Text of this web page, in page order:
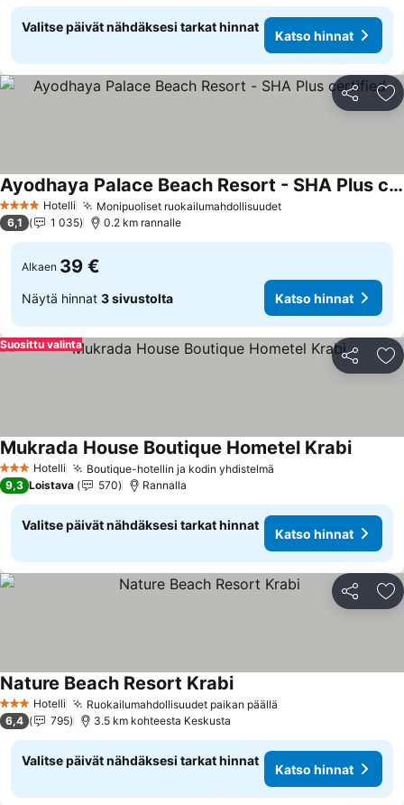
Valitse päivät nähdäksesi tarkat hinnat
Katso hinnat
Jaa
4 Tähtiluokitus
Hotelli Monipuoliset ruokailumahdollisuudetKatso hinnat
Ayodhaya Palace Beach Resort - SHA Plus certified
Katso hinnat
6,1 1 035 0.2 km rannalle
Alkaen 39 €
Näytä hinnat 3 sivustolta Katso hinnat
Jaa
Suosittu valinta
3 Tähtiluokitus
Hotelli Boutique-hotellin ja kodin yhdistelmä
Mukrada House Boutique Hometel KrabiKatso
9,3 Loistava 570 Rannalla
Valitse päivät nähdäksesi tarkat hinnat
Katso hinnat
Jaa
3 Tähtiluokitus
Hotelli Ruokailumahdollisuudet paikan päällä
Nature Beach Resort KrabiKatso hinnat
6,4 795 3.5 km kohteesta Keskusta
Valitse päivät nähdäksesi tarkat hinnat
Katso hinnat